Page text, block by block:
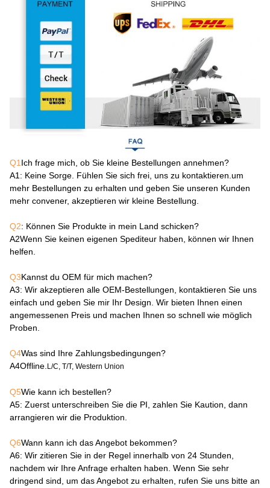
Q1Ich frage mich, ob Sie kleine Bestellungen annehmen?
A1: Keine Sorge. Fühlen Sie sich frei, uns zu kontaktieren.um
mehr Bestellungen zu erhalten und geben Sie unseren Kunden
mehr convener, akzeptieren wir kleine Bestellung.
Q2: Können Sie Produkte in mein Land schicken?
A2Wenn Sie keinen eigenen Spediteur haben, können wir Ihnen
helfen.
Q3Kannst du OEM für mich machen?
A3: Wir akzeptieren alle OEM-Bestellungen, kontaktieren Sie uns
einfach und geben Sie mir Ihr Design. Wir bieten Ihnen einen
angemessenen Preis und machen Ihnen so schnell wie möglich
Proben.
Q4Was sind Ihre Zahlungsbedingungen?
A4Offline. L/C, T/T, Western Union
Q5Wie kann ich bestellen?
A5: Zuerst unterschreiben Sie die PI, zahlen Sie Kaution, dann
arrangieren wir die Produktion.
Q6Wann kann ich das Angebot bekommen?
A6: Wir zitieren Sie in der Regel innerhalb von 24 Stunden,
nachdem wir Ihre Anfrage erhalten haben. Wenn Sie sehr
dringend sind, um das Angebot zu erhalten, rufen Sie uns bitte an